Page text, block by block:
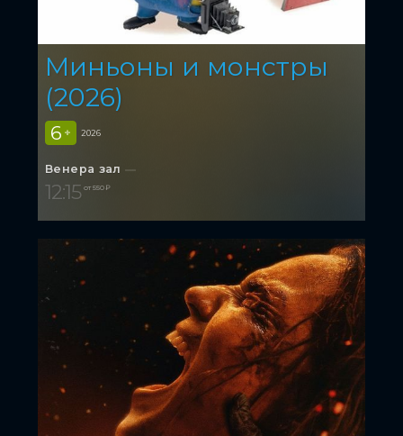
Миньоны и монстры
(2026)
6 + 2026
Венера зал
12:15 от 550 ₽